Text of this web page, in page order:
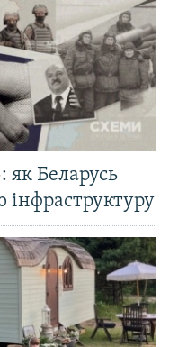
як Беларусь
інфраструктуру